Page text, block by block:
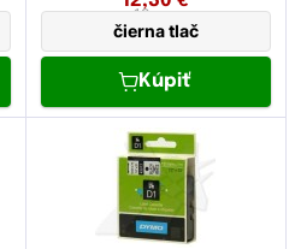
19 mm
čierna tlač
Kúpiť